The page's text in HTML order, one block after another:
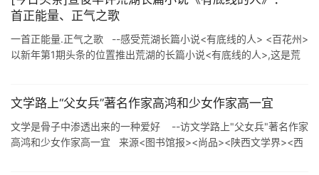
首正能量、正气之歌
一首正能量.正气之歌 --感受荒湖长篇小说<有底线的人> <百花州>
以新年第1期头条的位置推出荒湖的长篇小说<有底线的人>,这是荒
文学路上“父女兵”著名作家高鸿和少女作家高一宜
文学是骨子中渗透出来的一种爱好 --访文学路上"父女兵"著名作家
高鸿和少女作家高一宜 来源<图书馆报><尚品><陕西文学界><西